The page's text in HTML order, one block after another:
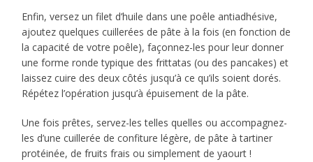
Enfin, versez un filet d’huile dans une poêle antiadhésive,
ajoutez quelques cuillerées de pâte à la fois (en fonction de
la capacité de votre poêle), façonnez-les pour leur donner
une forme ronde typique des frittatas (ou des pancakes) et
laissez cuire des deux côtés jusqu’à ce qu’ils soient dorés.
Répétez l’opération jusqu’à épuisement de la pâte.
Une fois prêtes, servez-les telles quelles ou accompagnez-
les d’une cuillerée de confiture légère, de pâte à tartiner
protéinée, de fruits frais ou simplement de yaourt !